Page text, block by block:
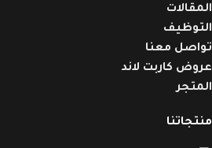
المقالات
التوظيف
تواصل معنا
عروض كاربت لاند
المتجر
منتجاتنا